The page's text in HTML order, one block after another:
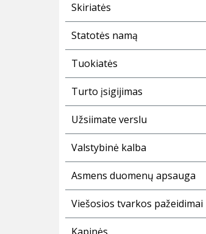
Skiriatės
Statotės namą
Tuokiatės
Turto įsigijimas
Užsiimate verslu
Valstybinė kalba
Asmens duomenų apsauga
Viešosios tvarkos pažeidimai